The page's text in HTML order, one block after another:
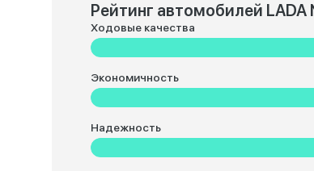
Рейтинг автомобилей LADA
Ходовые качества
Экономичность
Надежность